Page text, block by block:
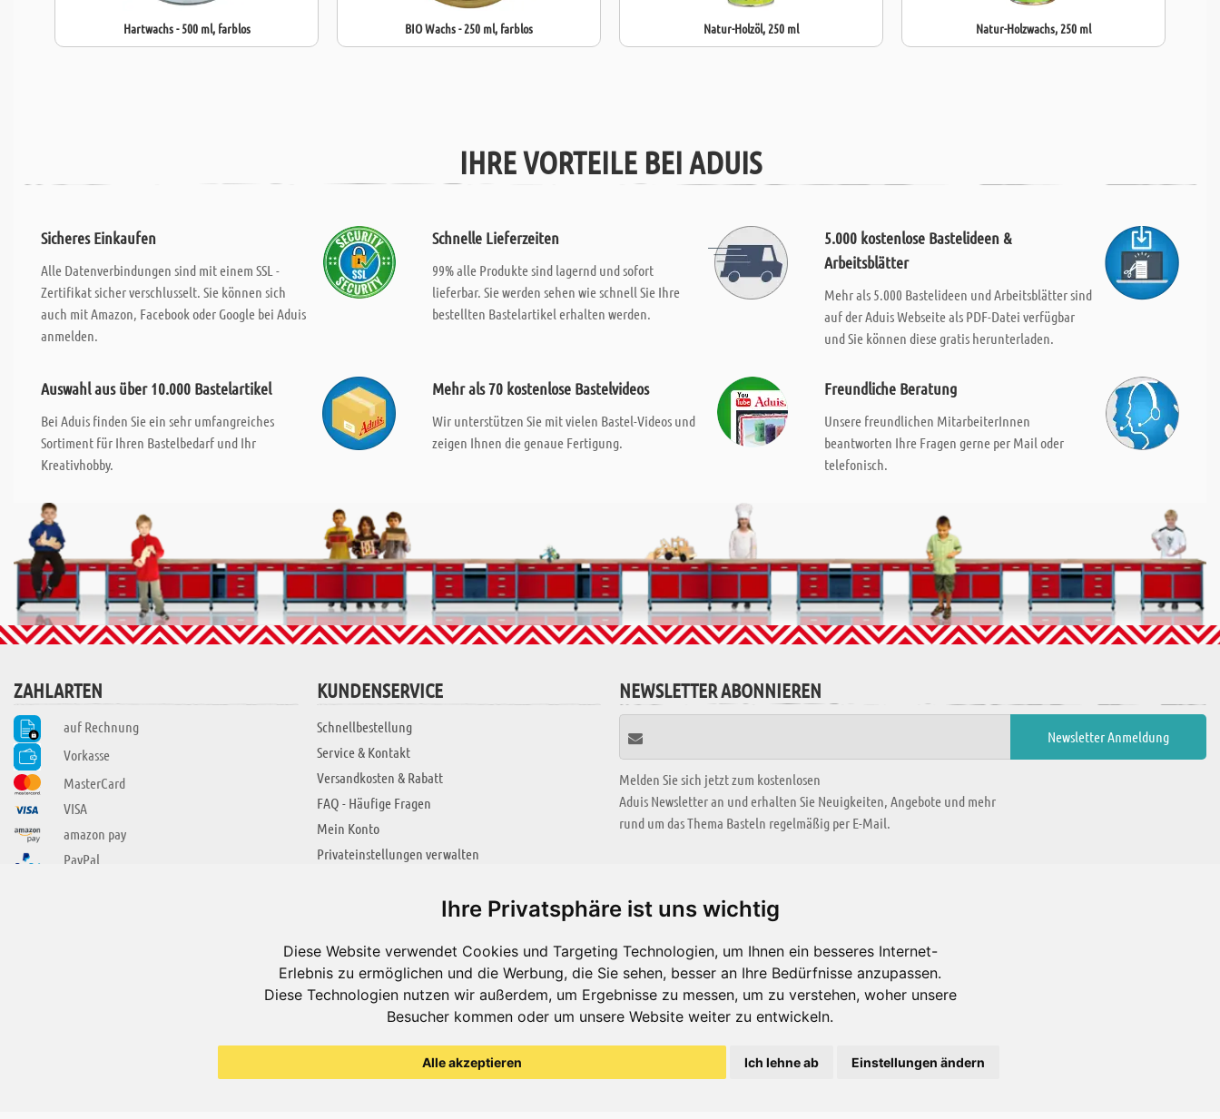
Ihre Privatsphäre ist uns wichtig
Diese Website verwendet Cookies und Targeting Technologien, um Ihnen ein besseres Internet-
Erlebnis zu ermöglichen und die Werbung, die Sie sehen, besser an Ihre Bedürfnisse anzupassen.
Diese Technologien nutzen wir außerdem, um Ergebnisse zu messen, um zu verstehen, woher unsere
Besucher kommen oder um unsere Website weiter zu entwickeln.
Alle akzeptieren Ich lehne ab Einstellungen ändern
Hartwachs - 500 ml, farblos BIO Wachs - 250 ml, farblos Natur-Holzöl, 250 ml Natur-Holzwachs, 250 ml
IHRE VORTEILE BEI ADUIS
Sicheres Einkaufen
Alle Datenverbindungen sind mit einem SSL -
Zertifikat sicher verschlusselt. Sie können sich
auch mit Amazon, Facebook oder Google bei Aduis
anmelden.
Schnelle Lieferzeiten
99% alle Produkte sind lagernd und sofort
lieferbar. Sie werden sehen wie schnell Sie Ihre
bestellten Bastelartikel erhalten werden.
5.000 kostenlose Bastelideen &
Arbeitsblätter
Mehr als 5.000 Bastelideen und Arbeitsblätter sind
auf der Aduis Webseite als PDF-Datei verfügbar
und Sie können diese gratis herunterladen.
Auswahl aus über 10.000 Bastelartikel
Bei Aduis finden Sie ein sehr umfangreiches
Sortiment für Ihren Bastelbedarf und Ihr
Kreativhobby.
Mehr als 70 kostenlose Bastelvideos
Wir unterstützen Sie mit vielen Bastel-Videos und
zeigen Ihnen die genaue Fertigung.
Freundliche Beratung
Unsere freundlichen MitarbeiterInnen
beantworten Ihre Fragen gerne per Mail oder
telefonisch.
ZAHLARTEN
auf Rechnung
Vorkasse
MasterCard
VISA
amazon pay
PayPal
KUNDENSERVICE
Schnellbestellung
Service & Kontakt
Versandkosten & Rabatt
FAQ - Häufige Fragen
Mein Konto
Privateinstellungen verwalten
NEWSLETTER ABONNIEREN
Melden Sie sich jetzt zum kostenlosen
Aduis Newsletter an und erhalten Sie Neuigkeiten, Angebote und mehr
rund um das Thema Basteln regelmäßig per E-Mail.
Jobs
Impressum
Datenschutzerklärung
KREATIV ZONE
Alle Videos
Bastelideen
Arbeitsblätter
Es gibt uns auch in